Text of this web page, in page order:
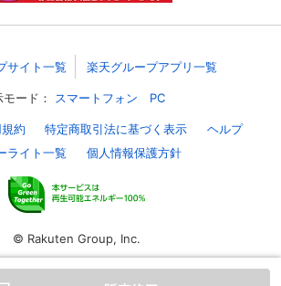
定額見放題コンテンツの解約はこちらから
サイト一覧 楽天グループアプリ一覧
ード： スマートフォン PC
約 特定商取引法に基づく表示
ヘルプ
ライト一覧
個人情報保護方針
© Rakuten Group, Inc.